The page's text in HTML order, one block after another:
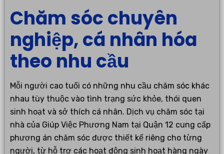
Chăm sóc chuyên
nghiệp, cá nhân hóa
theo nhu cầu
Mỗi người cao tuổi có những nhu cầu chăm sóc khác
nhau tùy thuộc vào tình trạng sức khỏe, thói quen
sinh hoạt và sở thích cá nhân. Dịch vụ chăm sóc tại
nhà của Giúp Việc Phương Nam tại Quận 12 cung cấp
phương án chăm sóc được thiết kế riêng cho từng
người, từ hỗ trợ các hoạt động sinh hoạt hàng ngày